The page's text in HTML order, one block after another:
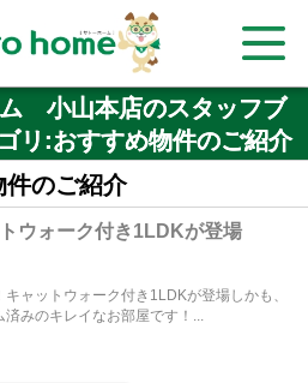
小山本店のスタッフブ
リ:おすすめ物件のご紹介
件のご紹介
ウォーク付き1LDKが登場
ャットウォーク付き1LDKが登場しかも、
みのキレイなお部屋です！...